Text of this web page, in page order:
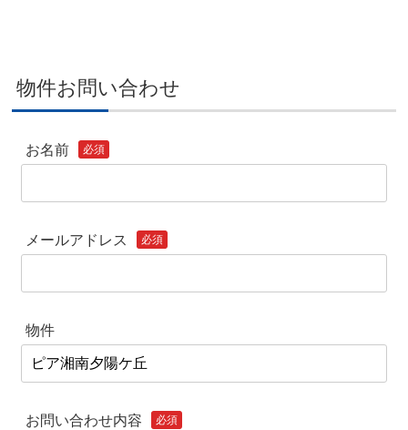
物件お問い合わせ
お名前 必須
メールアドレス 必須
物件
お問い合わせ内容 必須